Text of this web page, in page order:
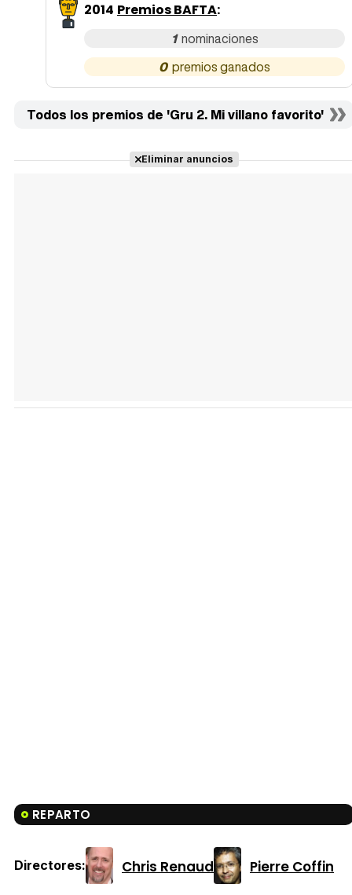
2014 Premios BAFTA:
1
0
Todos los premios de 'Gru 2. Mi villano favorito'
Eliminar anuncios
REPARTO
Directores: Chris Renaud Pierre Coffin